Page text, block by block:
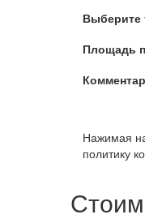
Выберите
Площадь
Нажимая
политику